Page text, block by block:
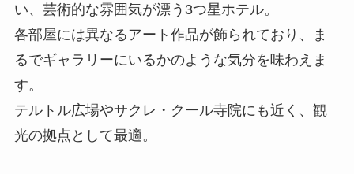
い、芸術的な雰囲気が漂う3つ星ホテル。
各部屋には異なるアート作品が飾られており、ま
るでギャラリーにいるかのような気分を味わえま
す。
テルトル広場やサクレ・クール寺院にも近く、観
光の拠点として最適。